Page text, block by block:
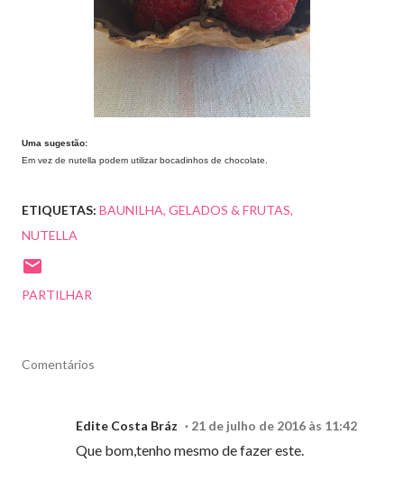
Uma sugestão:
Em vez de nutella podem utilizar bocadinhos de chocolate.
ETIQUETAS: BAUNILHA GELADOS & FRUTAS
NUTELLA
PARTILHAR
Comentários
Edite Costa Bráz 21 de julho de 2016 às 11:42
Que bom,tenho mesmo de fazer este.